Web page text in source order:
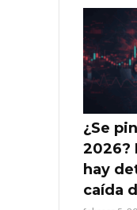
¿Se
2026?
hay
caída